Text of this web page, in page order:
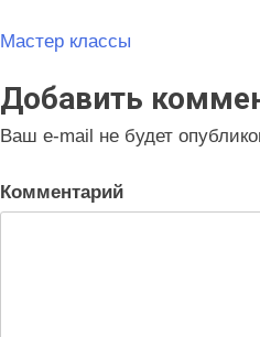
Навигация
по
записям
Мастер классы
Добавить
Ваш e-mail не будет
Комментарий